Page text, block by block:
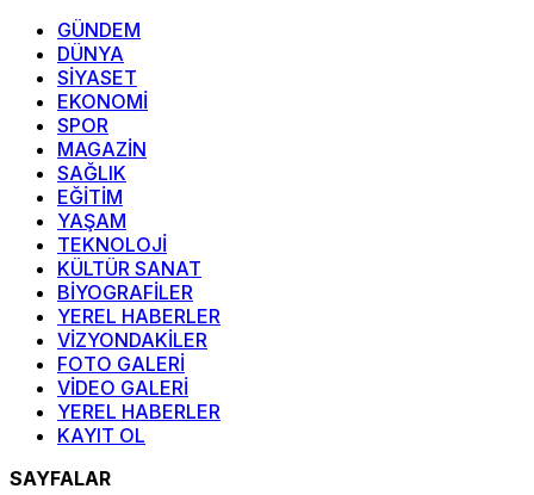
GÜNDEM
DÜNYA
SİYASET
EKONOMİ
SPOR
MAGAZİN
SAĞLIK
EĞİTİM
YAŞAM
TEKNOLOJİ
KÜLTÜR SANAT
BİYOGRAFİLER
YEREL HABERLER
VİZYONDAKİLER
FOTO GALERİ
VİDEO GALERİ
YEREL HABERLER
KAYIT OL
SAYFALAR